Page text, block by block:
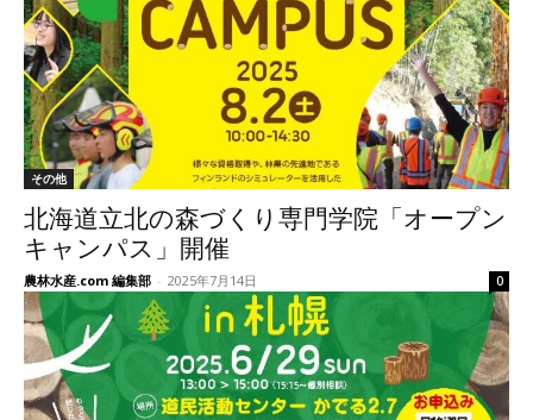
その他
北海道立北の森づくり専門学院「オープン
キャンパス」開催
農林水産.com 編集部 - 2025年7月14日 0